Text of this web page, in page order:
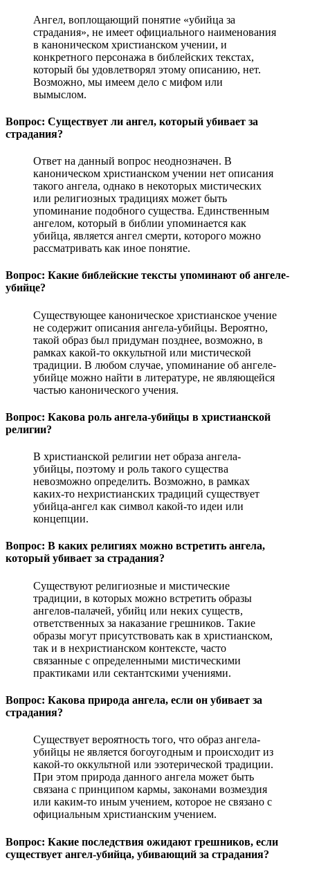
Ангел, воплощающий понятие «убийца за
страдания», не имеет официального наименования
в каноническом христианском учении, и
конкретного персонажа в библейских текстах,
который бы удовлетворял этому описанию, нет.
Возможно, мы имеем дело с мифом или
вымыслом.
Вопрос: Существует ли ангел, который убивает за
страдания?
Ответ на данный вопрос неоднозначен. В
каноническом христианском учении нет описания
такого ангела, однако в некоторых мистических
или религиозных традициях может быть
упоминание подобного существа. Единственным
ангелом, который в библии упоминается как
убийца, является ангел смерти, которого можно
рассматривать как иное понятие.
Вопрос: Какие библейские тексты упоминают об ангеле-
убийце?
Существующее каноническое христианское учение
не содержит описания ангела-убийцы. Вероятно,
такой образ был придуман позднее, возможно, в
рамках какой-то оккультной или мистической
традиции. В любом случае, упоминание об ангеле-
убийце можно найти в литературе, не являющейся
частью канонического учения.
Вопрос: Какова роль ангела-убийцы в христианской
религии?
В христианской религии нет образа ангела-
убийцы, поэтому и роль такого существа
невозможно определить. Возможно, в рамках
каких-то нехристианских традиций существует
убийца-ангел как символ какой-то идеи или
концепции.
Вопрос: В каких религиях можно встретить ангела,
который убивает за страдания?
Существуют религиозные и мистические
традиции, в которых можно встретить образы
ангелов-палачей, убийц или неких существ,
ответственных за наказание грешников. Такие
образы могут присутствовать как в христианском,
так и в нехристианском контексте, часто
связанные с определенными мистическими
практиками или сектантскими учениями.
Вопрос: Какова природа ангела, если он убивает за
страдания?
Существует вероятность того, что образ ангела-
убийцы не является богоугодным и происходит из
какой-то оккультной или эзотерической традиции.
При этом природа данного ангела может быть
связана с принципом кармы, законами возмездия
или каким-то иным учением, которое не связано с
официальным христианским учением.
Вопрос: Какие последствия ожидают грешников, если
существует ангел-убийца, убивающий за страдания?